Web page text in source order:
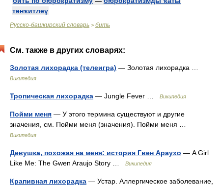
тәнҡитләү
Русско-башкирский словарь > бить
См. также в других словарях:
Золотая лихорадка (телеигра) — Золотая лихорадка …
Википедия
Тропическая лихорадка — Jungle Fever … Википедия
Пойми меня — У этого термина существуют и другие
значения, см. Пойми меня (значения). Пойми меня …
Википедия
Девушка, похожая на меня: история Гвен Араухо — A Girl
Like Me: The Gwen Araujo Story …
Википедия
Крапивная лихорадка — Устар. Аллергическое заболевание,